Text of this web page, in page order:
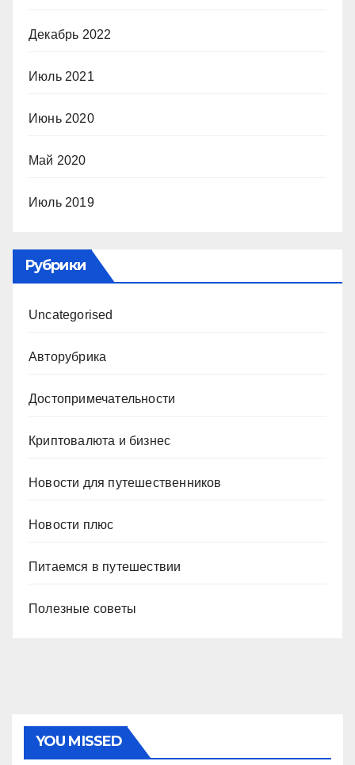
Декабрь 2022
Июль 2021
Июнь 2020
Май 2020
Июль 2019
Рубрики
Uncategorised
Авторубрика
Достопримечательности
Криптовалюта и бизнес
Новости для путешественников
Новости плюс
Питаемся в путешествии
Полезные советы
YOU MISSED